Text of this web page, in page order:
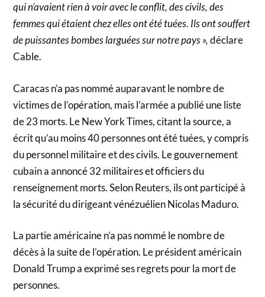
qui n’avaient rien à voir avec le conflit, des civils, des
femmes qui étaient chez elles ont été tuées. Ils ont souffert
de puissantes bombes larguées sur notre pays »,déclare
Cable.
Caracas n’a pas nommé auparavant le nombre de
victimes de l’opération, mais l’armée a publié une liste
de 23 morts. Le New York Times, citant la source, a
écrit qu’au moins 40 personnes ont été tuées, y compris
du personnel militaire et des civils. Le gouvernement
cubain a annoncé 32 militaires et officiers du
renseignement morts. Selon Reuters, ils ont participé à
la sécurité du dirigeant vénézuélien Nicolas Maduro.
La partie américaine n’a pas nommé le nombre de
décès à la suite de l’opération. Le président américain
Donald Trump a exprimé ses regrets pour la mort de
personnes.